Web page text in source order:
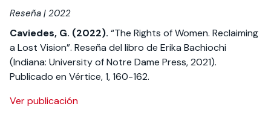
Reseña | 2022
Caviedes, G. (2022). “The Rights of Women. Reclaiming
a Lost Vision”. Reseña del libro de Erika Bachiochi
(Indiana: University of Notre Dame Press, 2021).
Publicado en Vértice, 1, 160-162.
Ver publicación